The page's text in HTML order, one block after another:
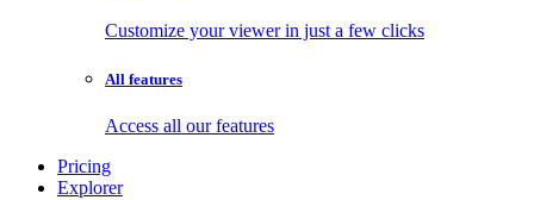
Customize your viewer in just a few clicks
All features
Access all our features
Pricing
Explorer